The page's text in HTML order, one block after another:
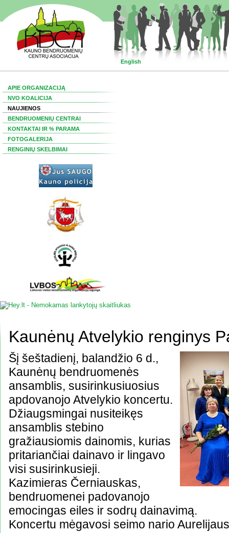
English
APIE ORGANIZACIJĄ
NVO KOALICIJA
NAUJIENOS
BENDRUOMENIŲ CENTRAI
KONTAKTAI IR % PARAMA
FOTOGALERIJA
RENGINIŲ SKELBIMAI
Kaunėnų Atvelykio renginys
Šį šeštadienį, balandžio 6 d.,
Kaunėnų bendruomenės
ansamblis, susirinkusiuosius
apdovanojo Atvelykio koncertu.
Džiaugsmingai nusiteikęs
ansamblis stebino
gražiausiomis dainomis, kurias
pritariančiai dainavo ir lingavo
visi susirinkusieji.
Kazimieras Černiauskas,
bendruomenei padovanojo
emocingas eiles ir sodrų dainavimą.
Koncertu mėgavosi seimo nario